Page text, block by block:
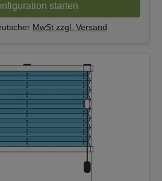
starten
MwSt zzgl. Versand